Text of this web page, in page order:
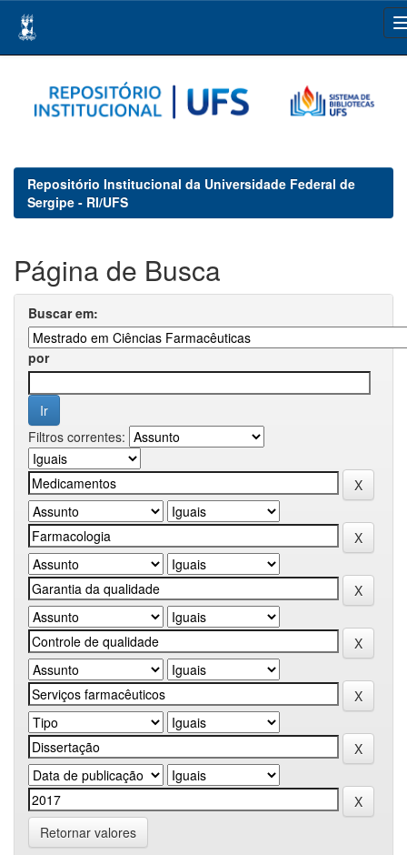
navigation
Repositório Institucional da Universidade Federal de
Sergipe - RI/UFS
Página de Busca
Buscar em:
por
Filtros correntes:
Retornar valores